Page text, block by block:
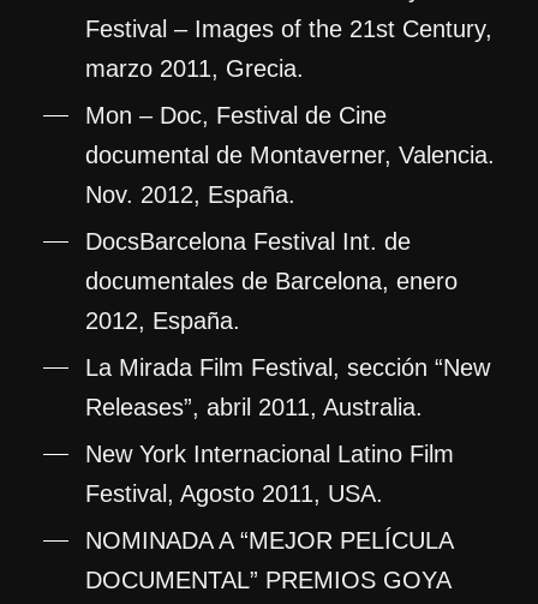
Festival – Images of the 21st Century,
marzo 2011, Grecia.
Mon – Doc, Festival de Cine
documental de Montaverner, Valencia.
Nov. 2012, España.
DocsBarcelona Festival Int. de
documentales de Barcelona, enero
2012, España.
La Mirada Film Festival, sección “New
Releases”, abril 2011, Australia.
New York Internacional Latino Film
Festival, Agosto 2011, USA.
NOMINADA A “MEJOR PELÍCULA
DOCUMENTAL” PREMIOS GOYA